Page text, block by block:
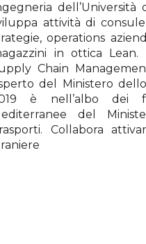
attività di
operations
in ottica Lean.
Chain
del Ministero
è nell’albo dei
del
Collabora